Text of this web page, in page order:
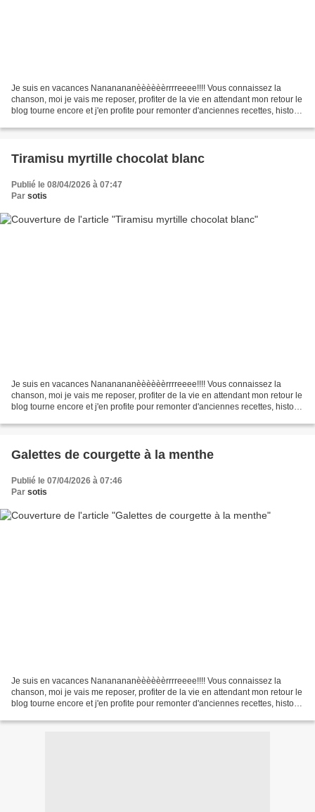
Je suis en vacances Nananananèèèèèèrrrreeee!!!! Vous connaissez la
chanson, moi je vais me reposer, profiter de la vie en attendant mon retour le
blog tourne encore et j'en profite pour remonter d'anciennes recettes, histoire
Tiramisu myrtille chocolat blanc
Publié le 08/04/2026 à 07:47
Par sotis
Je suis en vacances Nananananèèèèèèrrrreeee!!!! Vous connaissez la
chanson, moi je vais me reposer, profiter de la vie en attendant mon retour le
blog tourne encore et j'en profite pour remonter d'anciennes recettes, histoire
Galettes de courgette à la menthe
Publié le 07/04/2026 à 07:46
Par sotis
Je suis en vacances Nananananèèèèèèrrrreeee!!!! Vous connaissez la
chanson, moi je vais me reposer, profiter de la vie en attendant mon retour le
blog tourne encore et j'en profite pour remonter d'anciennes recettes, histoire